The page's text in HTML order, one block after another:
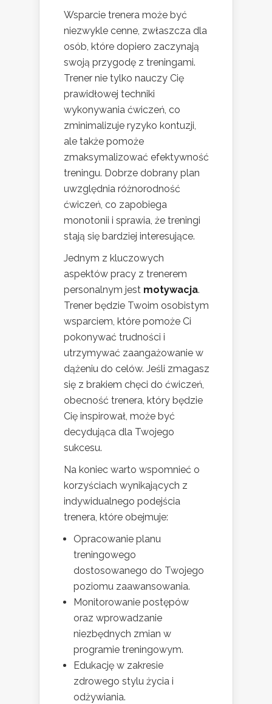
Wsparcie trenera może być
niezwykle cenne, zwłaszcza dla
osób, które dopiero zaczynają
swoją przygodę z treningami.
Trener nie tylko nauczy Cię
prawidłowej techniki
wykonywania ćwiczeń, co
zminimalizuje ryzyko kontuzji,
ale także pomoże
zmaksymalizować efektywność
treningu. Dobrze dobrany plan
uwzględnia różnorodność
ćwiczeń, co zapobiega
monotonii i sprawia, że treningi
stają się bardziej interesujące.
Jednym z kluczowych
aspektów pracy z trenerem
personalnym jest motywacja.
Trener będzie Twoim osobistym
wsparciem, które pomoże Ci
pokonywać trudności i
utrzymywać zaangażowanie w
dążeniu do celów. Jeśli zmagasz
się z brakiem chęci do ćwiczeń,
obecność trenera, który będzie
Cię inspirował, może być
decydująca dla Twojego
sukcesu.
Na koniec warto wspomnieć o
korzyściach wynikających z
indywidualnego podejścia
trenera, które obejmuje:
Opracowanie planu
treningowego
dostosowanego do Twojego
poziomu zaawansowania.
Monitorowanie postępów
oraz wprowadzanie
niezbędnych zmian w
programie treningowym.
Edukację w zakresie
zdrowego stylu życia i
odżywiania.